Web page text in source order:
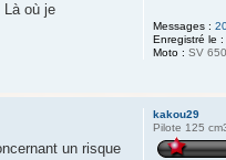
Messages :
Enregistré le :
Moto : SV
Là où je
kakou29
Pilote 125
un risque